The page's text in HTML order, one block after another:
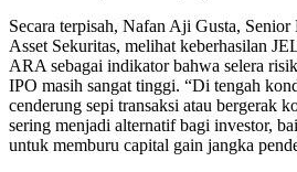
Secara terpisah, Nafan Aji Gusta,
Asset Sekuritas, melihat keberhasilan
ARA sebagai indikator bahwa selera
IPO masih sangat tinggi. “Di tengah
cenderung sepi transaksi atau bergerak
sering menjadi alternatif bagi investor,
untuk memburu capital gain jangka